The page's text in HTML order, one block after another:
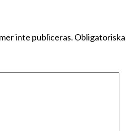
inte publiceras. Obligatoriska